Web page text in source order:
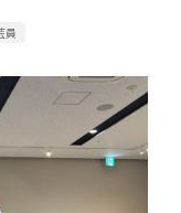
員